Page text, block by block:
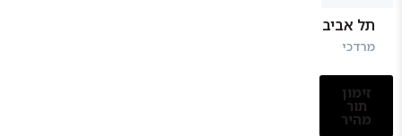
תל אביב
מרדכי
ימים א'-ה'
08:00-19:00
13:00
זימון
תור
מהיר